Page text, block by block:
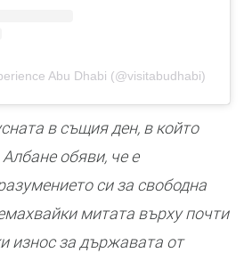
Abu Dhabi (@visitabudhabi)
в същия ден, в който
обяви, че е
си за свободна
митата върху почти
износ за държавата от